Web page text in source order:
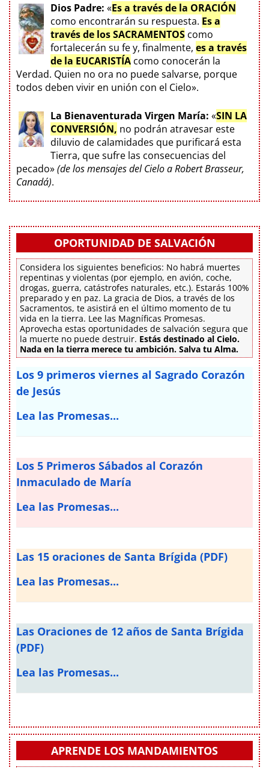
Dios Padre: «Es a través de la ORACIÓN
como encontrarán su respuesta. Es a
través de los SACRAMENTOS como
fortalecerán su fe y, finalmente, es a través
de la EUCARISTÍA como conocerán la
Verdad. Quien no ora no puede salvarse, porque
todos deben vivir en unión con el Cielo».
La Bienaventurada Virgen María: «SIN LA
CONVERSIÓN, no podrán atravesar este
diluvio de calamidades que purificará esta
Tierra, que sufre las consecuencias del
pecado»(de los mensajes del Cielo a Robert Brasseur,
Canadá).
OPORTUNIDAD DE SALVACIÓN
Considera los siguientes beneficios: No habrá muertes
repentinas y violentas (por ejemplo, en avión, coche,
drogas, guerra, catástrofes naturales, etc.). Estarás 100%
preparado y en paz. La gracia de Dios, a través de los
Sacramentos, te asistirá en el último momento de tu
vida en la tierra. Lee las Magníficas Promesas.
Aprovecha estas oportunidades de salvación segura que
la muerte no puede destruir. Estás destinado al Cielo.
Nada en la tierra merece tu ambición. Salva tu Alma.
Los 9 primeros viernes al Sagrado Corazón
de Jesús
Lea las Promesas...
Los 5 Primeros Sábados al Corazón
Inmaculado de María
Lea las Promesas...
Las 15 oraciones de Santa Brígida (PDF)
Lea las Promesas...
Las Oraciones de 12 años de Santa Brígida
(PDF)
Lea las Promesas...
APRENDE LOS MANDAMIENTOS